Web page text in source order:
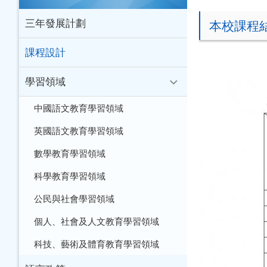
本校課程
三年發展計劃
課程設計
學習領域
中國語文教育學習領域
英國語文教育學習領域
數學教育學習領域
科學教育學習領域
公民與社會學習領域
個人、社會及人文教育學習領域
科技、藝術及體育教育學習領域